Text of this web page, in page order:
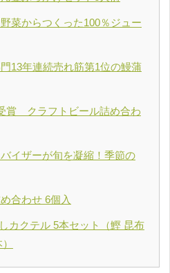
菜からつくった100％ジュー
13年連続売れ筋第1位の鰻蒲
賞 クラフトビール詰め合わ
イザーが旬を凝縮！季節の
合わせ 6個入
カクテル 5本セット（鰹 昆布